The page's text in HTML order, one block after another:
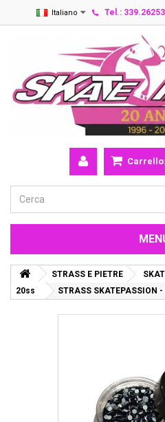
Italiano Tel.:
Carrello:
STRASS E PIETRE
20ss
STRASS SKATEPASSION